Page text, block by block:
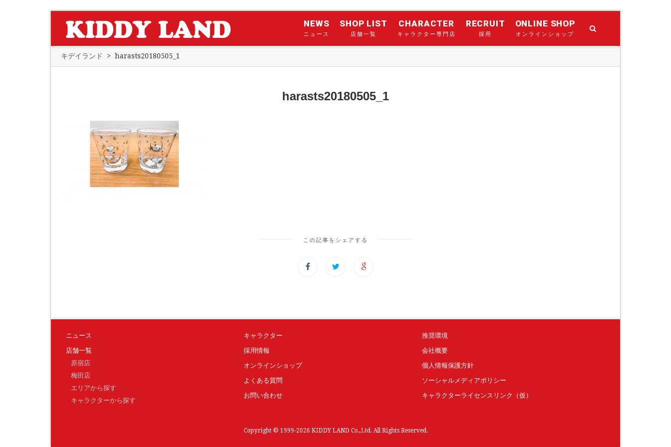
NEWS
ニュース
SHOP LIST
店舗一覧
CHARACTER
キャラクター専門店
RECRUIT
採用
ONLINE SHOP
オンラインショップ
キデイランド > harasts20180505_1
harasts20180505_1
この記事をシェアする
ニュース
店舗一覧
原宿店
梅田店
エリアから探す
キャラクターから探す
キャラクター
採用情報
オンラインショップ
よくある質問
お問い合わせ
推奨環境
会社概要
個人情報保護方針
ソーシャルメディアポリシー
キャラクターライセンスリンク（仮）
Copyright © 1999-2026 KIDDY LAND Co.,Ltd. All Rights Reserved.